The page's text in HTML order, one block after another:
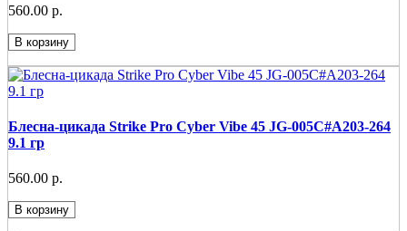
560.00 р.
В корзину
Блесна-цикада Strike Pro Cyber Vibe 45 JG-005C#A203-264
9.1 гр
560.00 р.
В корзину